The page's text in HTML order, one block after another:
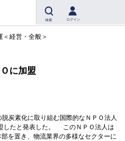
検索 ログイン
＜経営・全般＞
に加盟
炭素化に取り組む国際的なＮＰＯ法人
したと発表した。 このＮＰＯ法人は
を置き、物流業界の多様なセクターに